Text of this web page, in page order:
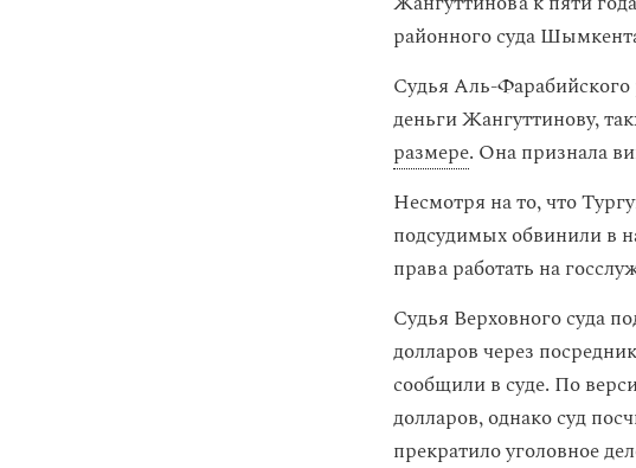
районного суда
Судья Аль-
деньги Жангуттинову,
размере. Она признала
Несмотря на то, что
подсудимых обвинили в
права работать на
Судья Верховного суда
долларов через
сообщили в суде. По
долларов, однако суд
прекратило уголовное